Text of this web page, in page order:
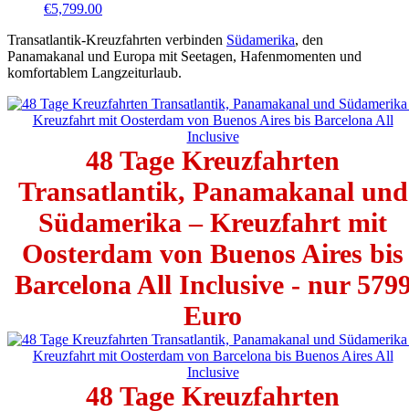
€5,799.00
Transatlantik-Kreuzfahrten verbinden Südamerika, den
Panamakanal und Europa mit Seetagen, Hafenmomenten und
komfortablem Langzeiturlaub.
48 Tage Kreuzfahrten
Transatlantik, Panamakanal und
Südamerika – Kreuzfahrt mit
Oosterdam von Buenos Aires bis
Barcelona All Inclusive - nur
Euro
48 Tage Kreuzfahrten